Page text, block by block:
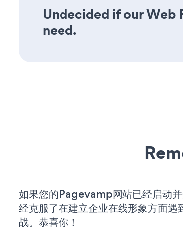
Undecided if our Web
need.
如果您的Pagevamp网站已经启动
经克服了在建立企业在线形象方面遇
战。恭喜你！